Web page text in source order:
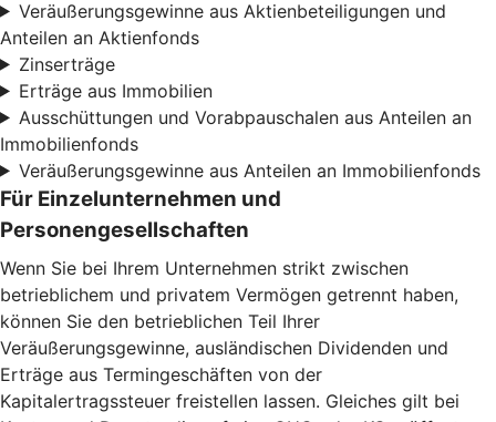
Veräußerungsgewinne aus Aktienbeteiligungen und
Anteilen an Aktienfonds
Zinserträge
Erträge aus Immobilien
Ausschüttungen und Vorabpauschalen aus Anteilen an
Immobilienfonds
Veräußerungsgewinne aus Anteilen an Immobilienfonds
Für Einzelunternehmen und
Personengesellschaften
Wenn Sie bei Ihrem Unternehmen strikt zwischen
betrieblichem und privatem Vermögen getrennt haben,
können Sie den betrieblichen Teil Ihrer
Veräußerungsgewinne, ausländischen Dividenden und
Erträge aus Termingeschäften von der
Kapitalertragssteuer freistellen lassen. Gleiches gilt bei